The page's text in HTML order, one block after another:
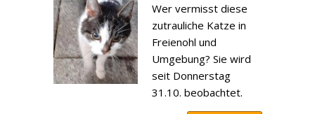
Wer vermisst diese
zutrauliche Katze in
Freienohl und
Umgebung? Sie wird
seit Donnerstag
31.10. beobachtet.